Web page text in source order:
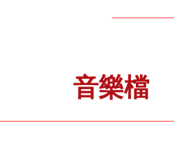
音樂檔